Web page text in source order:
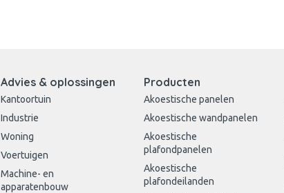
Advies & oplossingen
Kantoortuin
Industrie
Woning
Voertuigen
Machine- en
apparatenbouw
Producten
Akoestische panelen
Akoestische wandpanelen
Akoestische
plafondpanelen
Akoestische
plafondeilanden